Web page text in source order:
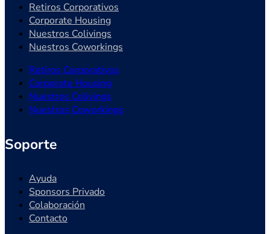
Retiros Corporativos
Corporate Housing
Nuestros Colivings
Nuestros Coworkings
Retiros Corporativos
Corporate Housing
Nuestros Colivings
Nuestros Coworkings
Soporte
Ayuda
Sponsors Privado
Colaboración
Contacto